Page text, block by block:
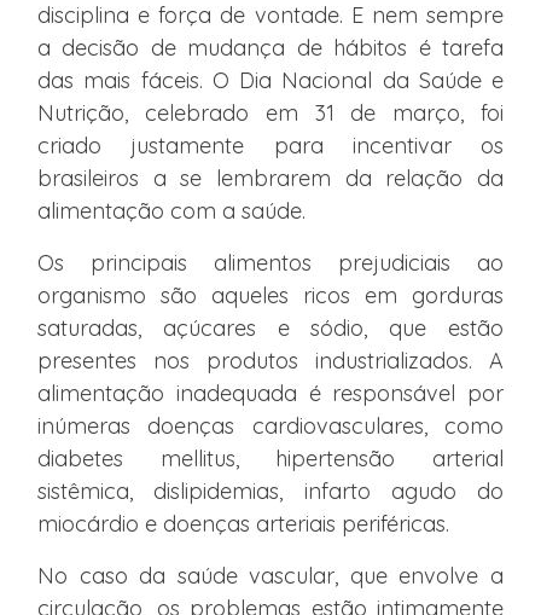
disciplina e força de vontade. E nem sempre
a decisão de mudança de hábitos é tarefa
das mais fáceis. O Dia Nacional da Saúde e
Nutrição, celebrado em 31 de março, foi
criado justamente para incentivar os
brasileiros a se lembrarem da relação da
alimentação com a saúde.
Os principais alimentos prejudiciais ao
organismo são aqueles ricos em gorduras
saturadas, açúcares e sódio, que estão
presentes nos produtos industrializados. A
alimentação inadequada é responsável por
inúmeras doenças cardiovasculares, como
diabetes mellitus, hipertensão arterial
sistêmica, dislipidemias, infarto agudo do
miocárdio e doenças arteriais periféricas.
No caso da saúde vascular, que envolve a
circulação, os problemas estão intimamente